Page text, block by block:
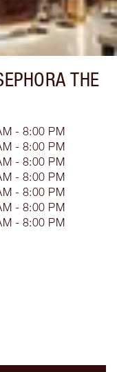
THE
- 8:00 PM
- 8:00 PM
- 8:00 PM
- 8:00 PM
- 8:00 PM
- 8:00 PM
- 8:00 PM